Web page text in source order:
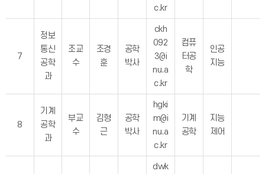
c.kr
7
정보
통신
공학
과
조교
수
조경
훈
공학
박사
ckh
092
3@i
nu.a
c.kr
컴퓨
터공
학
인공
지능
8
기계
공학
과
부교
수
김형
근
공학
박사
hgki
m@i
nu.a
c.kr
기계
공학
지능
제어
dwk